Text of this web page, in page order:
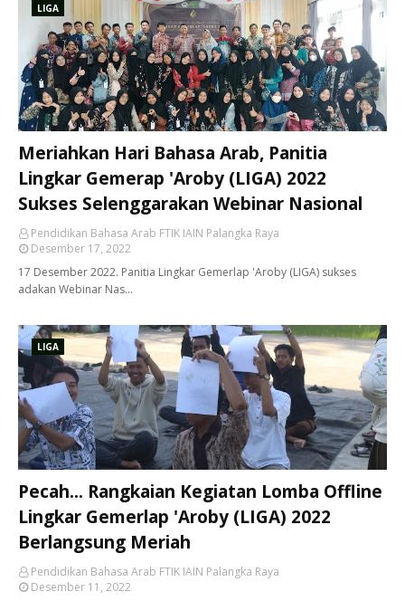
LIGA
Meriahkan Hari Bahasa Arab, Panitia
Lingkar Gemerap 'Aroby (LIGA) 2022
Sukses Selenggarakan Webinar Nasional
Pendidikan Bahasa Arab FTIK IAIN Palangka Raya
Desember 17, 2022
17 Desember 2022. Panitia Lingkar Gemerlap 'Aroby (LIGA) sukses
adakan Webinar Nas…
LIGA
Pecah... Rangkaian Kegiatan Lomba Offline
Lingkar Gemerlap 'Aroby (LIGA) 2022
Berlangsung Meriah
Pendidikan Bahasa Arab FTIK IAIN Palangka Raya
Desember 11, 2022